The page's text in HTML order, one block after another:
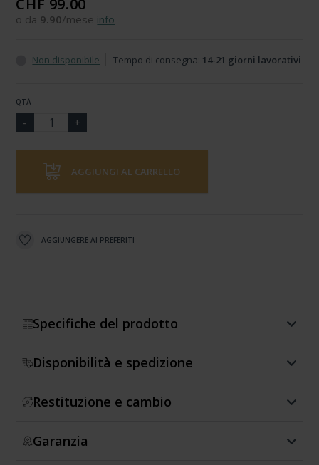
CHF 99.00
o da 9.90/mese info
Non disponibile Tempo di consegna: 14-21 giorni lavorativi
QTÀ
AGGIUNGI AL CARRELLO
AGGIUNGERE AI PREFERITI
Specifiche del prodotto
Disponibilità e spedizione
Restituzione e cambio
Garanzia